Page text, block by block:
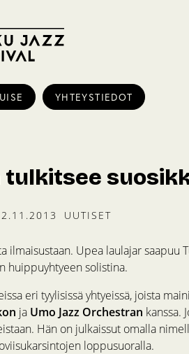
YHTEYSTIEDOT
tulkitsee
2.11.2013 UUTISET
ilmaisustaan. Upea laulajar saapuu
huippuyhtyeen solistina.
eri tyylisissä yhtyeissä, joista
ja Umo Jazz Orchestran kanssa.
Hän on julkaissut omalla
loppusuoralla.